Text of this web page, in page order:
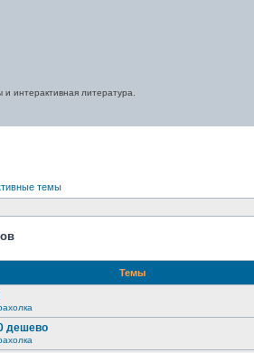
и интерактивная литература.
темы
Темы
дешево